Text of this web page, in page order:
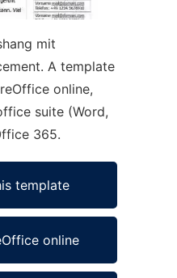
mit
A template
online,
suite (Word,
365.
template
online